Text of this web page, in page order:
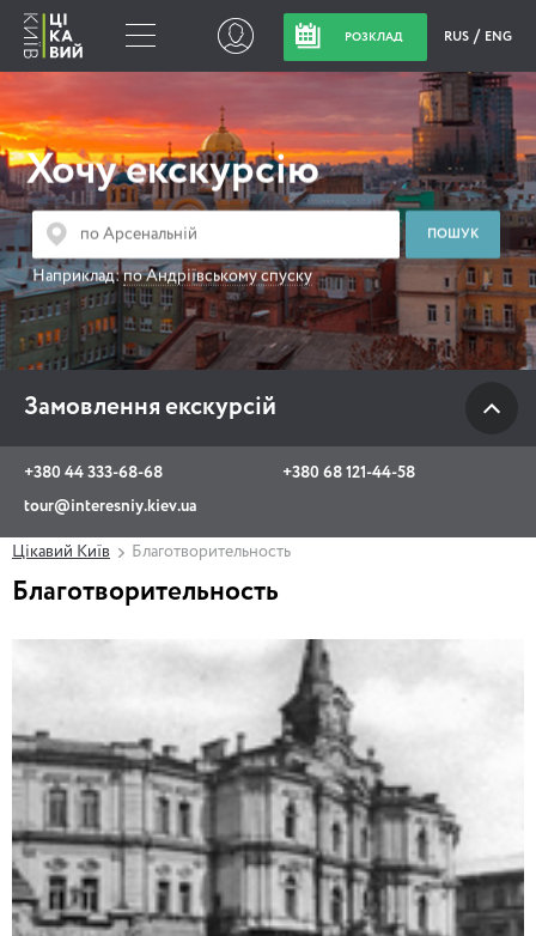
РОЗКЛАД RUS ENG
Хочу екскурсію
Наприклад:по Андріївському спуску
Замовлення екскурсій
+380 44 333-68-68
+380 68 121-44-58
tour@interesniy.kiev.ua
Замовлення
екскурсій
+380 44 333-68-68
+380 68 121-44-58
tour@interesniy.kiev.ua
з 10.00 до 19:30 щоденно
Viber WhatsApp
Цікавий Київ Благотворительность
Благотворительность